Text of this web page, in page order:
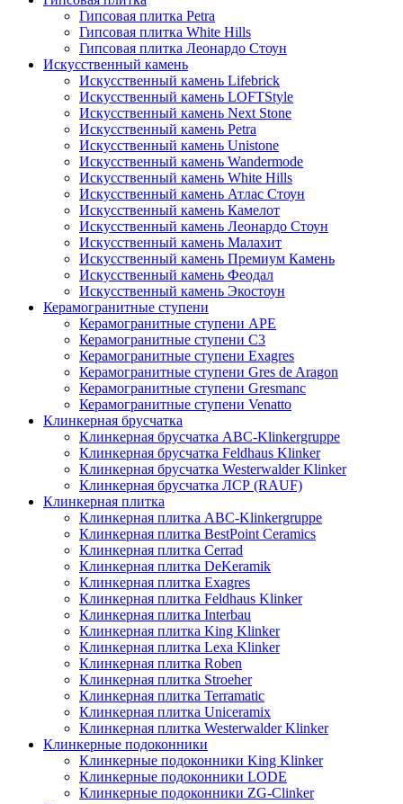
Гипсовая плитка Petra
Гипсовая плитка White Hills
Гипсовая плитка Леонардо Стоун
Искусственный камень
Искусственный камень Lifebrick
Искусственный камень LOFTStyle
Искусственный камень Next Stone
Искусственный камень Petra
Искусственный камень Unistone
Искусственный камень Wandermode
Искусственный камень White Hills
Искусственный камень Атлас Стоун
Искусственный камень Камелот
Искусственный камень Леонардо Стоун
Искусственный камень Малахит
Искусственный камень Премиум Камень
Искусственный камень Феодал
Искусственный камень Экостоун
Керамогранитные ступени
Керамогранитные ступени APE
Керамогранитные ступени C3
Керамогранитные ступени Exagres
Керамогранитные ступени Gres de Aragon
Керамогранитные ступени Gresmanc
Керамогранитные ступени Venatto
Клинкерная брусчатка
Клинкерная брусчатка ABC-Klinkergruppe
Клинкерная брусчатка Feldhaus Klinker
Клинкерная брусчатка Westerwalder Klinker
Клинкерная брусчатка ЛСР (RAUF)
Клинкерная плитка
Клинкерная плитка ABC-Klinkergruppe
Клинкерная плитка BestPoint Ceramics
Клинкерная плитка Cerrad
Клинкерная плитка DeKeramik
Клинкерная плитка Exagres
Клинкерная плитка Feldhaus Klinker
Клинкерная плитка Interbau
Клинкерная плитка King Klinker
Клинкерная плитка Lexa Klinker
Клинкерная плитка Roben
Клинкерная плитка Stroeher
Клинкерная плитка Terramatic
Клинкерная плитка Uniceramix
Клинкерная плитка Westerwalder Klinker
Клинкерные подоконники
Клинкерные подоконники King Klinker
Клинкерные подоконники LODE
Клинкерные подоконники ZG-Clinker